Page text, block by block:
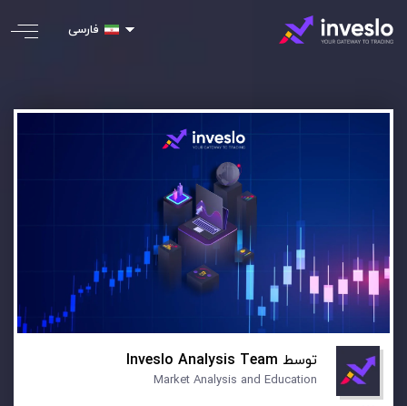
فارسی
توسط Inveslo Analysis Team
Market Analysis and Education